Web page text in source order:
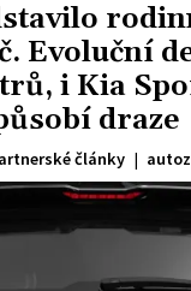
Evoluční
i Kia
draze
články |